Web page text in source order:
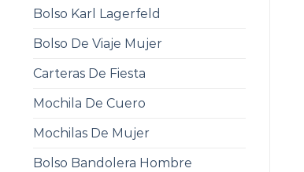
Bolso Karl Lagerfeld
Bolso De Viaje Mujer
Carteras De Fiesta
Mochila De Cuero
Mochilas De Mujer
Bolso Bandolera Hombre